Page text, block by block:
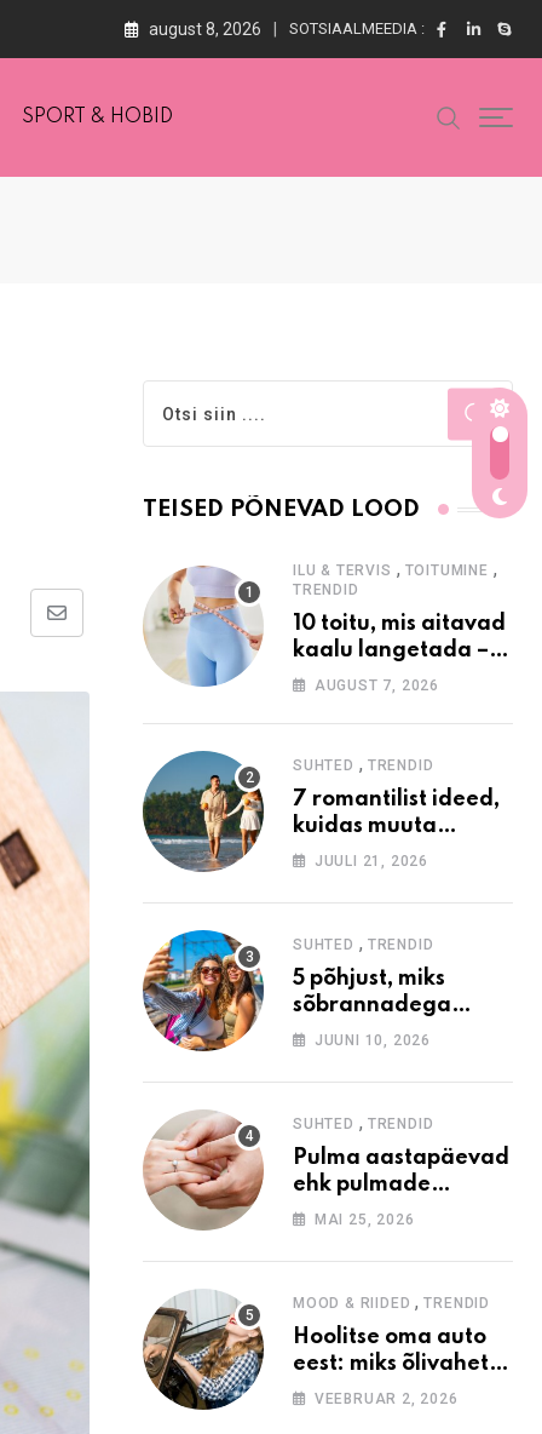
august 8, 2026 SOTSIAALMEEDIA :
SPORT & HOBID
Share
Email
TEISED PÕNEVAD LOOD
ILU & TERVIS , TOITUMINE ,
TRENDID
10 toitu, mis aitavad
kaalu langetada –
täiskõhutunne
kaloraažiga
AUGUST 7, 2026
SUHTED , TRENDID
7 romantilist ideed,
kuidas muuta
aastavahetuse reis
JUULI 21, 2026
SUHTED , TRENDID
5 põhjust, miks
sõbrannadega
reisides tasub
hetke pakkumisi
JUUNI 10, 2026
SUHTED , TRENDID
Pulma aastapäevad
ehk pulmade
aastapäevade
MAI 25, 2026
MOOD & RIIDED ,TRENDID
Hoolitse oma auto
eest: miks õlivahetus
on oluline
VEEBRUAR 2, 2026